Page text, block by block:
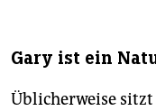
Gary ist ein
Üblicherweise